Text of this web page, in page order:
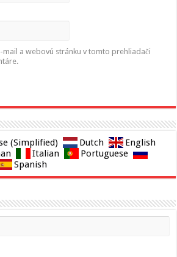
a webovú stránku v tomto prehliadači
(Simplified) Dutch
English
Italian
Portuguese
Spanish